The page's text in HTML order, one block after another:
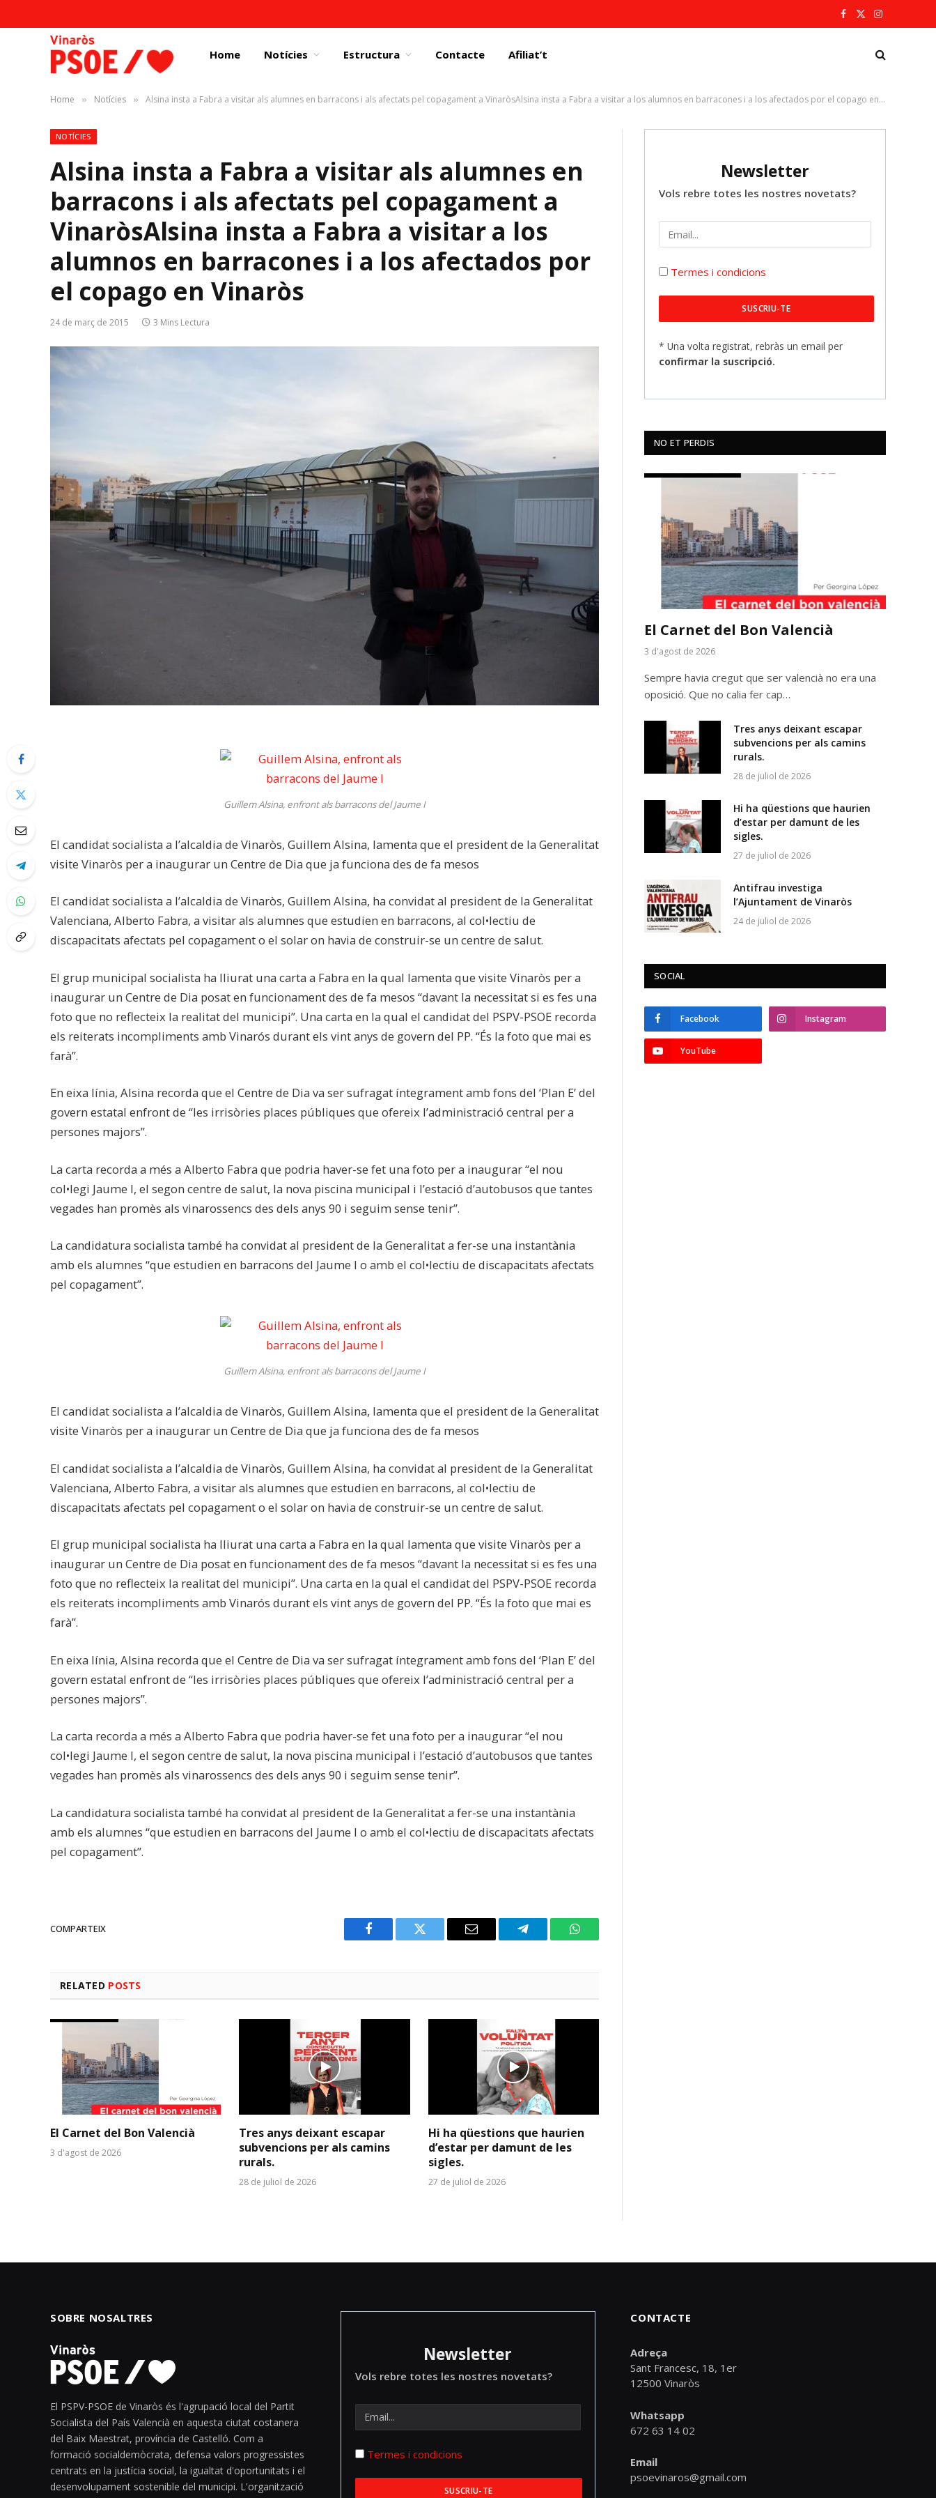
Facebook
X
Instagram
Home Notícies Estructura Contacte Afiliat’t
Home » Notícies » Alsina insta a Fabra a visitar als alumnes en barracons i als afectats pel copagament a VinaròsAlsina insta a Fabra a visitar a los alumnos en barracones i a los afectados por el copago en Vinaròs
NOTÍCIES
Alsina insta a Fabra a visitar als alumnes en
barracons i als afectats pel copagament a
VinaròsAlsina insta a Fabra a visitar a los
alumnos en barracones i a los afectados por
el copago en Vinaròs
24 de març de 2015 3 Mins Lectura
Guillem Alsina, enfront als barracons del Jaume I
El candidat socialista a l’alcaldia de Vinaròs, Guillem Alsina, lamenta que el president de la Generalitat
visite Vinaròs per a inaugurar un Centre de Dia que ja funciona des de fa mesos
El candidat socialista a l’alcaldia de Vinaròs, Guillem Alsina, ha convidat al president de la Generalitat
Valenciana, Alberto Fabra, a visitar als alumnes que estudien en barracons, al col•lectiu de
discapacitats afectats pel copagament o el solar on havia de construir-se un centre de salut.
El grup municipal socialista ha lliurat una carta a Fabra en la qual lamenta que visite Vinaròs per a
inaugurar un Centre de Dia posat en funcionament des de fa mesos “davant la necessitat si es fes una
foto que no reflecteix la realitat del municipi”. Una carta en la qual el candidat del PSPV-PSOE recorda
els reiterats incompliments amb Vinarós durant els vint anys de govern del PP. “És la foto que mai es
farà”.
En eixa línia, Alsina recorda que el Centre de Dia va ser sufragat íntegrament amb fons del ‘Plan E’ del
govern estatal enfront de “les irrisòries places públiques que ofereix l’administració central per a
persones majors”.
La carta recorda a més a Alberto Fabra que podria haver-se fet una foto per a inaugurar “el nou
col•legi Jaume I, el segon centre de salut, la nova piscina municipal i l’estació d’autobusos que tantes
vegades han promès als vinarossencs des dels anys 90 i seguim sense tenir”.
La candidatura socialista també ha convidat al president de la Generalitat a fer-se una instantània
amb els alumnes “que estudien en barracons del Jaume I o amb el col•lectiu de discapacitats afectats
pel copagament”.
Guillem Alsina, enfront als barracons del Jaume I
El candidat socialista a l’alcaldia de Vinaròs, Guillem Alsina, lamenta que el president de la Generalitat
visite Vinaròs per a inaugurar un Centre de Dia que ja funciona des de fa mesos
El candidat socialista a l’alcaldia de Vinaròs, Guillem Alsina, ha convidat al president de la Generalitat
Valenciana, Alberto Fabra, a visitar als alumnes que estudien en barracons, al col•lectiu de
discapacitats afectats pel copagament o el solar on havia de construir-se un centre de salut.
El grup municipal socialista ha lliurat una carta a Fabra en la qual lamenta que visite Vinaròs per a
inaugurar un Centre de Dia posat en funcionament des de fa mesos “davant la necessitat si es fes una
foto que no reflecteix la realitat del municipi”. Una carta en la qual el candidat del PSPV-PSOE recorda
els reiterats incompliments amb Vinarós durant els vint anys de govern del PP. “És la foto que mai es
farà”.
En eixa línia, Alsina recorda que el Centre de Dia va ser sufragat íntegrament amb fons del ‘Plan E’ del
govern estatal enfront de “les irrisòries places públiques que ofereix l’administració central per a
persones majors”.
La carta recorda a més a Alberto Fabra que podria haver-se fet una foto per a inaugurar “el nou
col•legi Jaume I, el segon centre de salut, la nova piscina municipal i l’estació d’autobusos que tantes
vegades han promès als vinarossencs des dels anys 90 i seguim sense tenir”.
La candidatura socialista també ha convidat al president de la Generalitat a fer-se una instantània
amb els alumnes “que estudien en barracons del Jaume I o amb el col•lectiu de discapacitats afectats
pel copagament”.
COMPARTEIX
Facebook Twitter Email Telegram WhatsApp
RELATED POSTS
El Carnet del Bon Valencià
3 d'agost de 2026
Tres anys deixant escapar
subvencions per als camins
rurals.
28 de juliol de 2026
Hi ha qüestions que haurien
d’estar per damunt de les
sigles.
27 de juliol de 2026
Newsletter
Vols rebre totes les nostres novetats?
Termes i condicions
* Una volta registrat, rebràs un email per
confirmar la suscripció.
NO ET PERDIS
El Carnet del Bon Valencià
3 d'agost de 2026
Sempre havia cregut que ser valencià no era una
oposició. Que no calia fer cap…
Tres anys deixant escapar
subvencions per als camins
rurals.
28 de juliol de 2026
Hi ha qüestions que haurien
d’estar per damunt de les
sigles.
27 de juliol de 2026
Antifrau investiga
l’Ajuntament de Vinaròs
24 de juliol de 2026
SOCIAL
Facebook Instagram
YouTube
SOBRE NOSALTRES
El PSPV-PSOE de Vinaròs és l'agrupació local del Partit
Socialista del País Valencià en aquesta ciutat costanera
del Baix Maestrat, província de Castelló. Com a
formació socialdemòcrata, defensa valors progressistes
centrats en la justícia social, la igualtat d'oportunitats i el
desenvolupament sostenible del municipi. L'organització
Newsletter
Vols rebre totes les nostres novetats?
Termes i condicions
CONTACTE
Adreça
Sant Francesc, 18, 1er
12500 Vinaròs
Whatsapp
672 63 14 02
Email
psoevinaros@gmail.com